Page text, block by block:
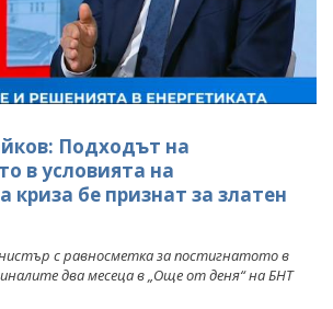
Подходът на
в условията на
бе признат за златен
с равносметка за постигнатото в
два месеца в „Още от деня“ на БНТ